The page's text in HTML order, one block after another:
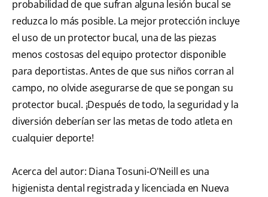
probabilidad de que sufran alguna lesión bucal se
reduzca lo más posible. La mejor protección incluye
el uso de un protector bucal, una de las piezas
menos costosas del equipo protector disponible
para deportistas. Antes de que sus niños corran al
campo, no olvide asegurarse de que se pongan su
protector bucal. ¡Después de todo, la seguridad y la
diversión deberían ser las metas de todo atleta en
cualquier deporte!
Acerca del autor: Diana Tosuni-O'Neill es una
higienista dental registrada y licenciada en Nueva